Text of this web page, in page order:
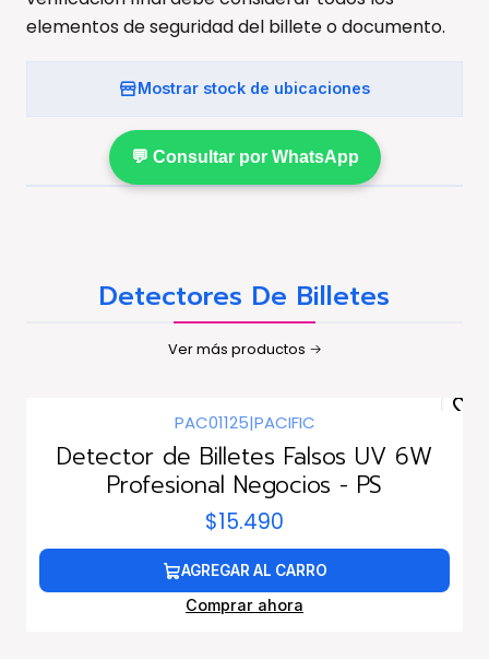
elementos de seguridad del billete o documento.
Mostrar stock de ubicaciones
💬 Consultar por WhatsApp
Detectores De Billetes
Ver más productos
PAC01125|PACIFIC
Detector de Billetes Falsos UV 6W
Profesional Negocios - PS
$15.490
AGREGAR AL CARRO
Comprar ahora